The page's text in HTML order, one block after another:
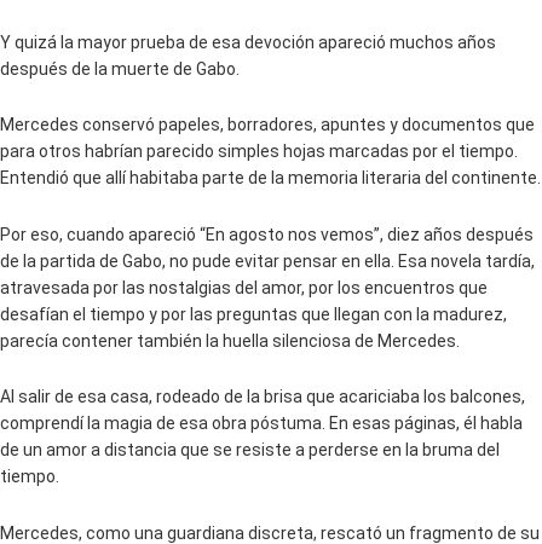
Y quizá la mayor prueba de esa devoción apareció muchos años
después de la muerte de Gabo.
Mercedes conservó papeles, borradores, apuntes y documentos que
para otros habrían parecido simples hojas marcadas por el tiempo.
Entendió que allí habitaba parte de la memoria literaria del continente.
Por eso, cuando apareció “En agosto nos vemos”, diez años después
de la partida de Gabo, no pude evitar pensar en ella. Esa novela tardía,
atravesada por las nostalgias del amor, por los encuentros que
desafían el tiempo y por las preguntas que llegan con la madurez,
parecía contener también la huella silenciosa de Mercedes.
Al salir de esa casa, rodeado de la brisa que acariciaba los balcones,
comprendí la magia de esa obra póstuma. En esas páginas, él habla
de un amor a distancia que se resiste a perderse en la bruma del
tiempo.
Mercedes, como una guardiana discreta, rescató un fragmento de su